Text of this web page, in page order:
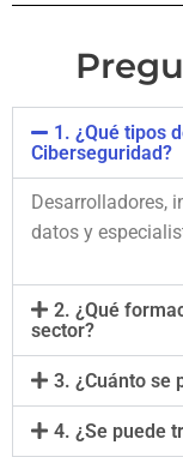
1. ¿Qué tipos
Ciberseguridad?
Desarrolladores,
datos y
2. ¿Qué
sector?
3. ¿Cuánto se
4. ¿Se puede